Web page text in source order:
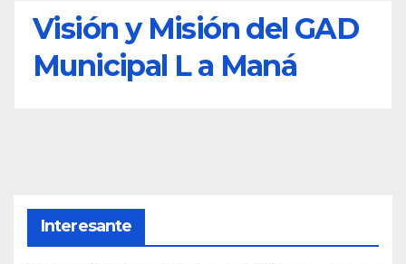
Visión y Misión del GAD
Municipal L a Maná
Interesante